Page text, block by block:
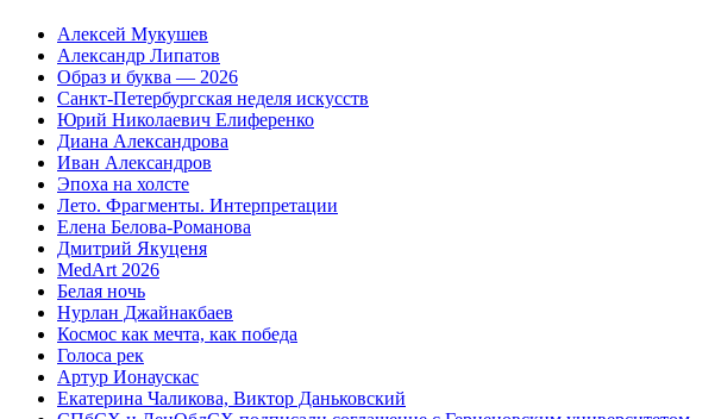
Алексей Мукушев
Александр Липатов
Образ и буква — 2026
Санкт-Петербургская неделя искусств
Юрий Николаевич Елиференко
Диана Александрова
Иван Александров
Эпоха на холсте
Лето. Фрагменты. Интерпретации
Елена Белова-Романова
Дмитрий Якуценя
MedArt 2026
Белая ночь
Нурлан Джайнакбаев
Космос как мечта, как победа
Голоса рек
Артур Ионаускас
Екатерина Чаликова, Виктор Даньковский